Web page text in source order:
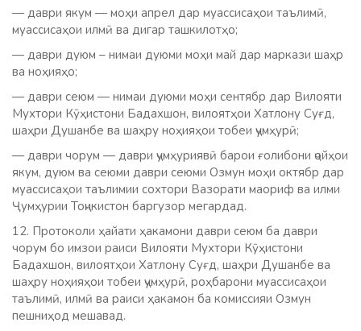
— даври якум — моҳи апрел дар муассисаҳои таълимӣ,
муассисаҳои илмӣ ва дигар ташкилотҳо;
— даври дуюм – нимаи дуюми моҳи май дар маркази шаҳр
ва ноҳияҳо;
— даври сеюм — нимаи дуюми моҳи сентябр дар Вилояти
Мухтори Кӯҳистони Бадахшон, вилоятҳои Хатлону Суғд,
шаҳри Душанбе ва шаҳру ноҳияҳои тобеи ҷумҳурӣ;
— даври чорум — даври ҷумҳуриявӣ барои ғолибони ҷойҳои
якум, дуюм ва сеюми даври сеюми Озмун моҳи октябр дар
муассисаҳои таълимии сохтори Вазорати маориф ва илми
Ҷумҳурии Тоҷикистон баргузор мегардад.
12. Протоколи ҳайати ҳакамони даври сеюм ба даври
чорум бо имзои раиси Вилояти Мухтори Кӯҳистони
Бадахшон, вилоятҳои Хатлону Суғд, шаҳри Душанбе ва
шаҳру ноҳияҳои тобеи ҷумҳурӣ, роҳбарони муассисаҳои
таълимӣ, илмӣ ва раиси ҳакамон ба комиссияи Озмун
пешниҳод мешавад.